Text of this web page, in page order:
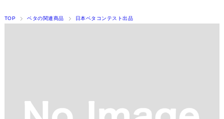
TOP ベタの関連商品 日本ベタコンテスト出品